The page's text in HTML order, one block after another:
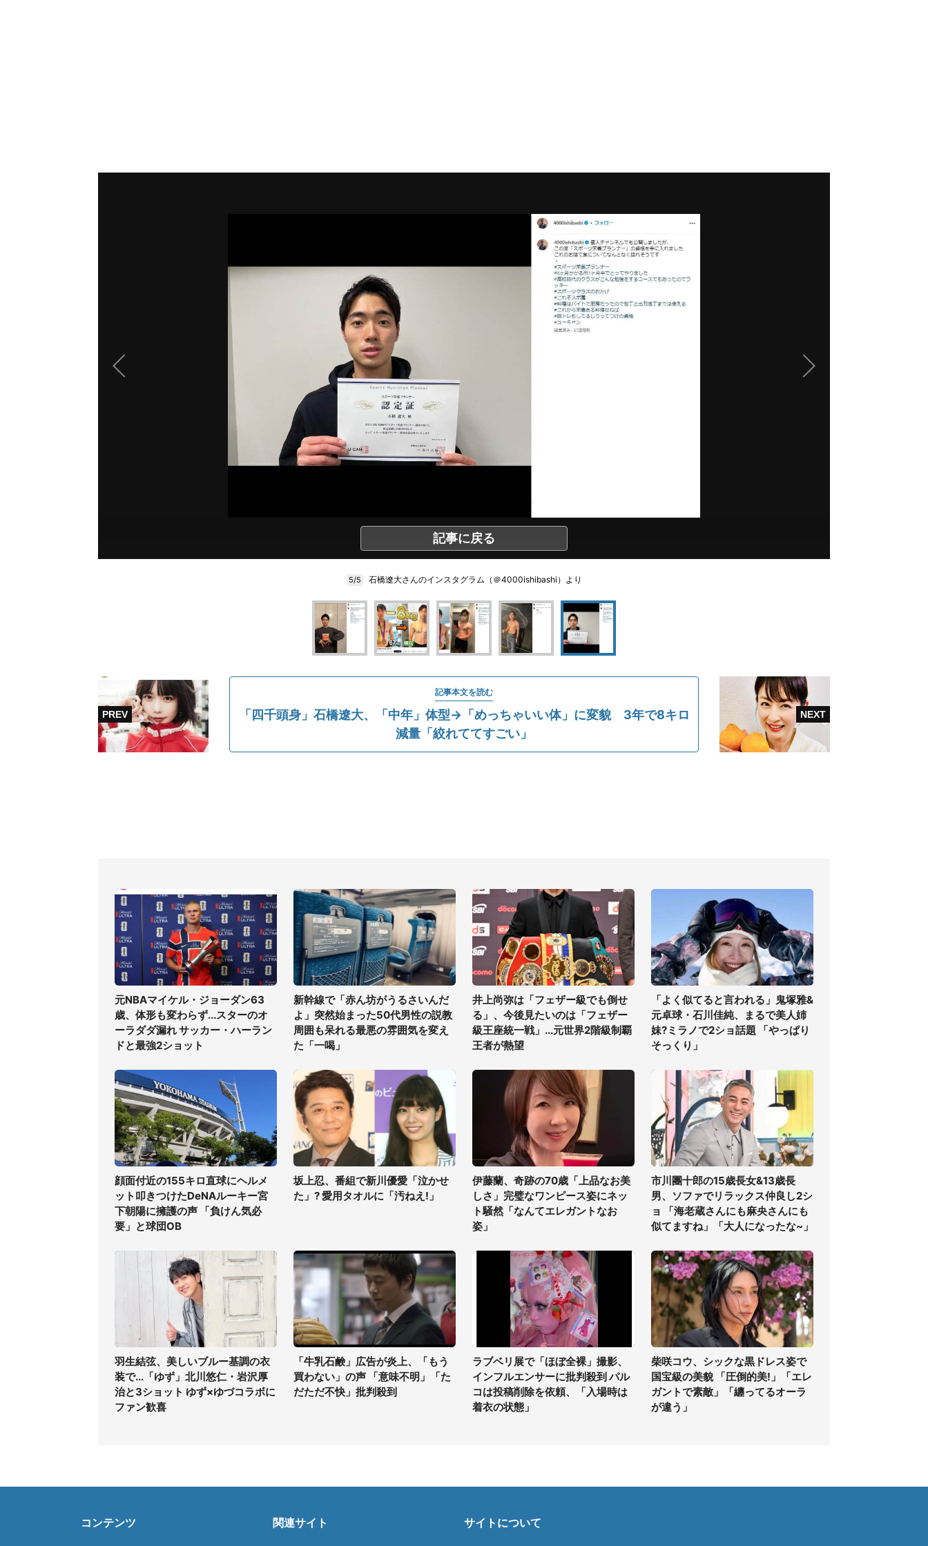
記事に戻る
5/5 石橋遼大さんのインスタグラム（＠4000ishibashi）より
記事本文を読む
「四千頭身」石橋遼大、「中年」体型→「めっちゃいい体」に変貌 3年で8キロ
減量「絞れててすごい」
元NBAマイケル・ジョーダン63
歳、体形も変わらず...スターのオ
ーラダダ漏れ サッカー・ハーラン
ドと最強2ショット
新幹線で「赤ん坊がうるさいんだ
よ」突然始まった50代男性の説教
周囲も呆れる最悪の雰囲気を変え
た「一喝」
井上尚弥は「フェザー級でも倒せ
る」、今後見たいのは「フェザー
級王座統一戦」...元世界2階級制覇
王者が熱望
「よく似てると言われる」鬼塚雅&
元卓球・石川佳純、まるで美人姉
妹?ミラノで2ショ話題 「やっぱり
そっくり」
顔面付近の155キロ直球にヘルメ
ット叩きつけたDeNAルーキー宮
下朝陽に擁護の声 「負けん気必
要」と球団OB
坂上忍、番組で新川優愛「泣かせ
た」? 愛用タオルに「汚ねえ!」
伊藤蘭、奇跡の70歳「上品なお美
しさ」完璧なワンピース姿にネッ
ト騒然「なんてエレガントなお
姿」
市川團十郎の15歳長女&13歳長
男、ソファでリラックス仲良し2シ
ョ 「海老蔵さんにも麻央さんにも
似てますね」「大人になったな~」
羽生結弦、美しいブルー基調の衣
装で...「ゆず」北川悠仁・岩沢厚
治と3ショット ゆず×ゆづコラボに
ファン歓喜
「牛乳石鹸」広告が炎上、「もう
買わない」の声 「意味不明」「た
だただ不快」批判殺到
ラブベリ展で「ほぼ全裸」撮影、
インフルエンサーに批判殺到 パル
コは投稿削除を依頼、「入場時は
着衣の状態」
柴咲コウ、シックな黒ドレス姿で
国宝級の美貌 「圧倒的美!」「エレ
ガントで素敵」「纏ってるオーラ
が違う」
コンテンツ 関連サイト サイトについて